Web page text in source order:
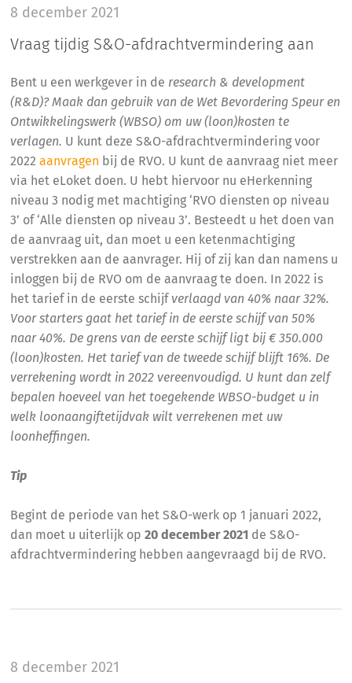
8 december 2021
Vraag tijdig S&O-afdrachtvermindering aan
Bent u een werkgever in de research & development
(R&D)? Maak dan gebruik van de Wet Bevordering Speur en
Ontwikkelingswerk (WBSO) om uw (loon)kosten te
verlagen. U kunt deze S&O-afdrachtvermindering voor
2022aanvragen bij de RVO. U kunt de aanvraag niet meer
via het eLoket doen. U hebt hiervoor nu eHerkenning
niveau 3 nodig met machtiging ‘RVO diensten op niveau
3’ of ‘Alle diensten op niveau 3’. Besteedt u het doen van
de aanvraag uit, dan moet u een ketenmachtiging
verstrekken aan de aanvrager. Hij of zij kan dan namens u
inloggen bij de RVO om de aanvraag te doen. In 2022 is
het tarief in de eerste schijf verlaagd van 40% naar 32%.
Voor starters gaat het tarief in de eerste schijf van 50%
naar 40%. De grens van de eerste schijf ligt bij € 350.000
(loon)kosten. Het tarief van de tweede schijf blijft 16%. De
verrekening wordt in 2022 vereenvoudigd. U kunt dan zelf
bepalen hoeveel van het toegekende WBSO-budget u in
welk loonaangiftetijdvak wilt verrekenen met uw
loonheffingen.
Tip
Begint de periode van het S&O-werk op 1 januari 2022,
dan moet u uiterlijk op20 december 2021 de S&O-
afdrachtvermindering hebben aangevraagd bij de RVO.
8 december 2021